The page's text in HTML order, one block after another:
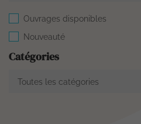
Ouvrages disponibles
Nouveauté
Catégories
Toutes les catégories